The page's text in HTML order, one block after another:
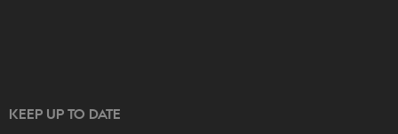
KEEP UP TO DATE